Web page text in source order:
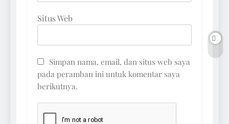
Situs Web
Simpan nama, email, dan situs web saya
pada peramban ini untuk komentar saya
berikutnya.